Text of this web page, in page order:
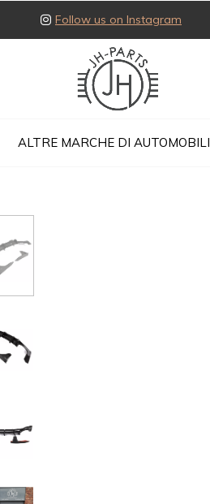
ALTRE MARCHE DI AUTOMOBILI
Follow us on Instagram